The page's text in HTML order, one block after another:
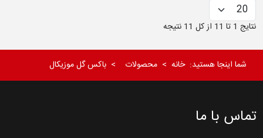
نتایج 1 تا 11 از کل 11 نتیجه
شما اینجا هستید:خانه محصولات باکس گل موزیکال
تماس با ما